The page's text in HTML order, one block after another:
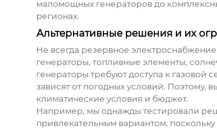
маломощных генераторов до
регионах.
Альтернативные решения и их
Не всегда резервное электроснабжение
генераторы, топливные элементы,
генераторы требуют доступа к газовой
зависят от погодных условий. Поэтому,
климатические условия и бюджет.
Например, мы однажды тестировали
привлекательным вариантом,